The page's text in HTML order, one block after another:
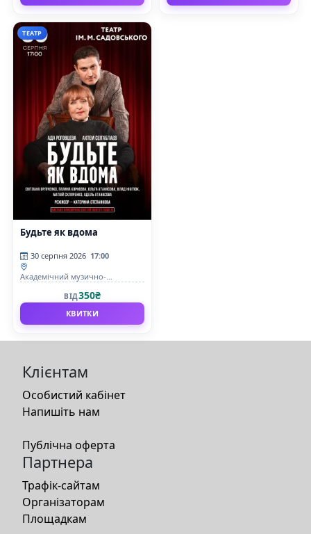
ТЕАТР
Будьте як вдома
30 серпня 2026 17:00
Академічний музично-
СадовськогоВІД350₴
КВИТКИ
Клієнтам
Особистий кабінет
Напишіть нам
Публічна оферта
Партнера
Трафік-сайтам
Організаторам
Площадкам